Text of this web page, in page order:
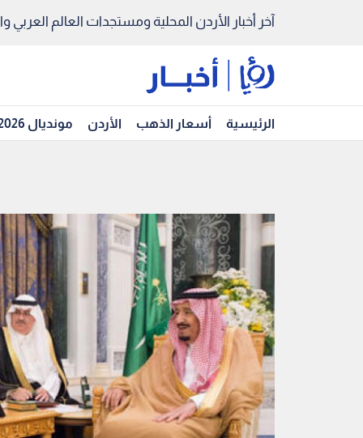
آخر أخبار الأردن المحلية ومستجدات العالم العربي
الرئيسية أسعار الذهب الأردن مونديال 2026